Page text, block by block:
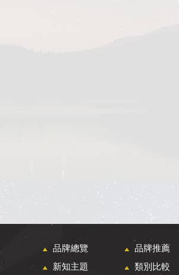
品牌總覽 品牌推薦
新知主題
類別比較